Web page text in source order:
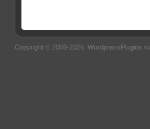
Copyright © 2008-2026. WordpressPlugins.ru